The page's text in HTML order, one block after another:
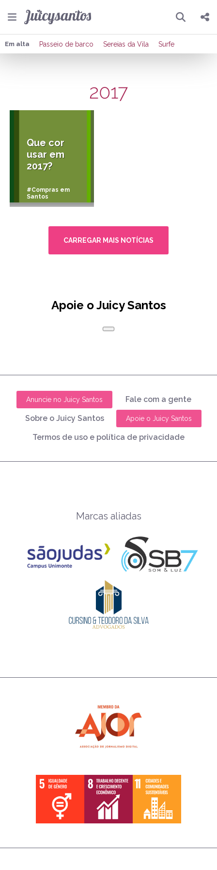
Pesquisar
Compartilhar
Em alta Passeio de barco Sereias da Vila Surfe
2017
Que cor
usar em
2017?
#Compras em
Santos
CARREGAR MAIS NOTÍCIAS
Apoie o Juicy Santos
Anuncie no Juicy Santos Fale com a gente
Sobre o Juicy Santos Apoie o Juicy Santos
Termos de uso e política de privacidade
Marcas aliadas